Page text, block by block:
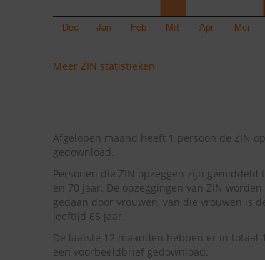
Meer ZIN statistieken
Afgelopen maand heeft 1 persoon de ZIN
gedownload.
Personen die ZIN opzeggen zijn gemiddeld
en 70 jaar. De opzeggingen van ZIN worden
gedaan door vrouwen, van die vrouwen is
leeftijd 65 jaar.
De laatste 12 maanden hebben er in totaal
een voorbeeldbrief gedownload.